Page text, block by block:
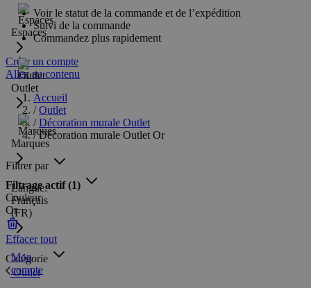
Espaces
Outlet
Marques
Langue:
Français
(FR)
Mon
compte
Voir le statut de la commande et de l’expédition
Suivi de la commande
Commandez plus rapidement
Créer un compte
Allez au contenu
Accueil
/ Outlet
/ Décoration murale Outlet
/ Décoration murale Outlet Or
Filtrer par
Filtrage actif(1)
Couleur
Or
Effacer tout
Catégorie
Outlet